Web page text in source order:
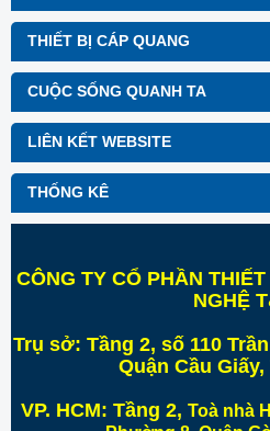
THIẾT BỊ CÁP QUANG
CUỘC SỐNG QUANH TA
LIÊN KẾT WEBSITE
THỐNG KÊ
CÔNG TY CỔ PHẦN
NGHỆ
Trụ sở: Tầng 2, số 110
Quận Cầu Giấy,
VP. HCM: Tầng 2, Toà nhà